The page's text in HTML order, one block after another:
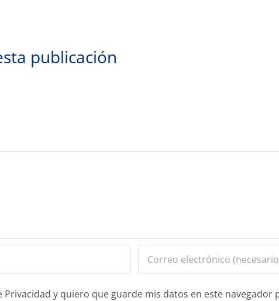
publicación
Privacidad y quiero que guarde mis datos en este navegador